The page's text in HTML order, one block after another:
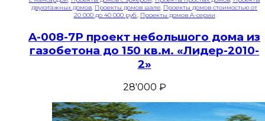
двухэтажных домов, Проекты домов шале, Проекты домов стоимостью от
20 000 до 40 000 руб., Проекты домов A-серии
A-008-7P проект небольшого дома из
газобетона до 150 кв.м. «Лидер-2010-
2»
28'000 ₽